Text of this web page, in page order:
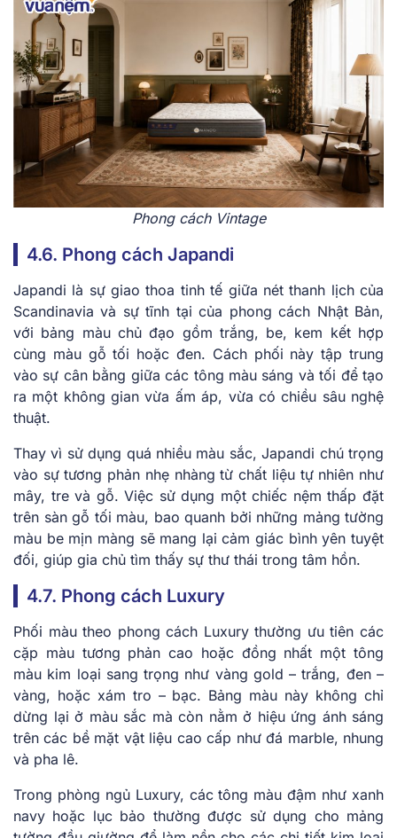
Phong cách Vintage
4.6. Phong cách Japandi
Japandi là sự giao thoa tinh tế giữa nét thanh lịch của
Scandinavia và sự tĩnh tại của phong cách Nhật Bản,
với bảng màu chủ đạo gồm trắng, be, kem kết hợp
cùng màu gỗ tối hoặc đen. Cách phối này tập trung
vào sự cân bằng giữa các tông màu sáng và tối để tạo
ra một không gian vừa ấm áp, vừa có chiều sâu nghệ
thuật.
Thay vì sử dụng quá nhiều màu sắc, Japandi chú trọng
vào sự tương phản nhẹ nhàng từ chất liệu tự nhiên như
mây, tre và gỗ. Việc sử dụng một chiếc nệm thấp đặt
trên sàn gỗ tối màu, bao quanh bởi những mảng tường
màu be mịn màng sẽ mang lại cảm giác bình yên tuyệt
đối, giúp gia chủ tìm thấy sự thư thái trong tâm hồn.
4.7. Phong cách Luxury
Phối màu theo phong cách Luxury thường ưu tiên các
cặp màu tương phản cao hoặc đồng nhất một tông
màu kim loại sang trọng như vàng gold – trắng, đen –
vàng, hoặc xám tro – bạc. Bảng màu này không chỉ
dừng lại ở màu sắc mà còn nằm ở hiệu ứng ánh sáng
trên các bề mặt vật liệu cao cấp như đá marble, nhung
và pha lê.
Trong phòng ngủ Luxury, các tông màu đậm như xanh
navy hoặc lục bảo thường được sử dụng cho mảng